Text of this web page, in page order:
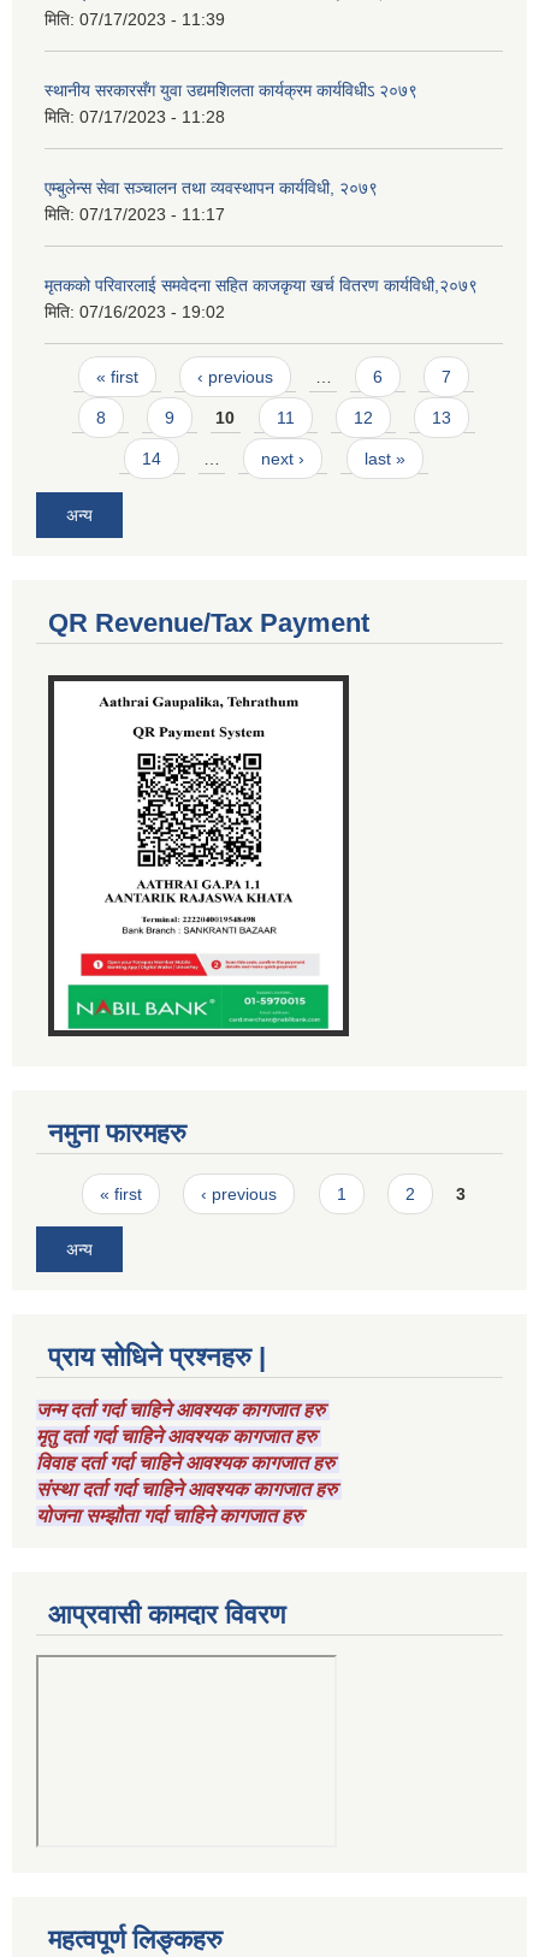
मिति: 07/17/2023 - 11:39
स्थानीय सरकारसँग युवा उद्यमशिलता कार्यक्रम कार्यविधीऽ २०७९
मिति: 07/17/2023 - 11:28
एम्बुलेन्स सेवा सञ्चालन तथा व्यवस्थापन कार्यविधी, २०७९
मिति: 07/17/2023 - 11:17
मृतकको परिवारलाई समवेदना सहित काजकृया खर्च वितरण कार्यविधी,२०७९
मिति: 07/16/2023 - 19:02
Pages
« first ‹ previous … 6 7
8 9 10 11 12 13
14 … next › last »
अन्य
QR Revenue/Tax Payment
नमुना फारमहरु
Pages
« first ‹ previous 1 2 3
अन्य
प्राय सोधिने प्रश्नहरु |
जन्म दर्ता गर्दा चाहिने आवश्यक कागजात हरु
मृतु दर्ता गर्दा चाहिने आवश्यक कागजात हरु
विवाह दर्ता गर्दा चाहिने आवश्यक कागजात हरु
संस्था दर्ता गर्दा चाहिने आवश्यक कागजात हरु
योजना सम्झौता गर्दा चाहिने कागजात हरु
आप्रवासी कामदार विवरण
महत्वपूर्ण लिङ्कहरु